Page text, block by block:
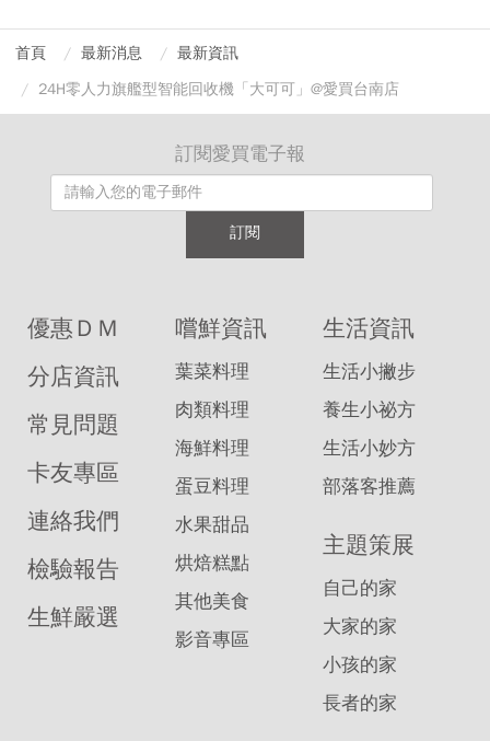
首頁 最新消息
最新資訊
24H零人力旗艦型智能回收機「大可可」@愛買台南店
訂閱愛買電子報
訂閱
優惠ＤＭ
分店資訊
常見問題
卡友專區
連絡我們
檢驗報告
生鮮嚴選
嚐鮮資訊
葉菜料理
肉類料理
海鮮料理
蛋豆料理
水果甜品
烘焙糕點
其他美食
影音專區
生活資訊
生活小撇步
養生小祕方
生活小妙方
部落客推薦
主題策展
自己的家
大家的家
小孩的家
長者的家